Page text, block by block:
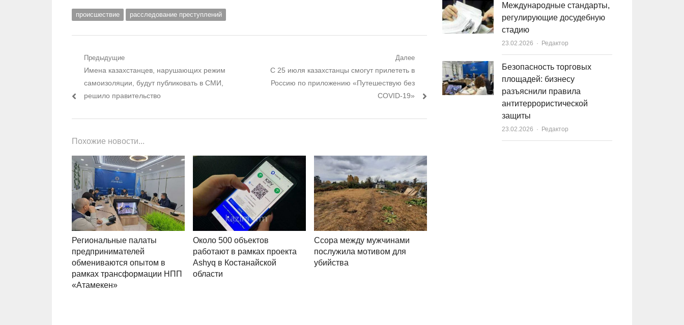
происшествие расследование преступлений
Навигация по записям
Предыдущие
Предыдущий пост:
Имена казахстанцев, нарушающих режим
самоизоляции, будут публиковать в СМИ,
решило правительство
Далее
Следующий пост:
С 25 июля казахстанцы смогут прилететь в
Россию по приложению «Путешествую без
COVID-19»
Похожие новости...
Региональные палаты
предпринимателей
обмениваются опытом в
рамках трансформации НПП
«Атамекен»
Около 500 объектов
работают в рамках проекта
Ashyq в Костанайской
области
Ссора между мужчинами
послужила мотивом для
убийства
Международные стандарты,
регулирующие досудебную
стадию
23.02.2026 Author
Редактор
Безопасность торговых
площадей: бизнесу
разъяснили правила
антитеррористической
защиты
23.02.2026 Author
Редактор